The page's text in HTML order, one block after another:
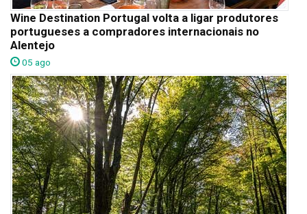
Wine Destination Portugal volta a ligar produtores
portugueses a compradores internacionais no
Alentejo
05 ago